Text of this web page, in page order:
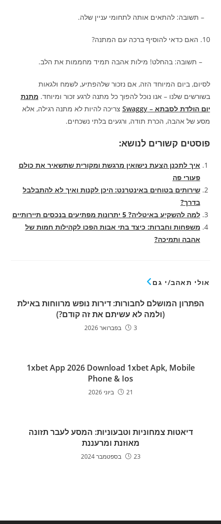
– תשובה: להתאים אותה לתחומי עניין שלה.
10. האם כדאי להוסיף ברכה עם המתנה?
– תשובה: בהחלט! מילות אהבה תמיד מחממות את הלב.
לסיום, ביום המיוחד הזה, אם נזכור שלהפתיע, לשמח ולגאות
בשורשים שלנו – אנו נוכל להפוך כל מתנה לרגע זכור ומיוחד. מתנת
יום הולדת לסבתא – Swaggy
צריכה להיות לא מתנה רגילה, אלא
מסע של אהבה, הכרת תודה, ורגעים בלתי נשכחים.
פוסטים קשורים לנושא:
איך לתכנן הצעת נישואין מרגשת ומקורית שתשאיר את כולם
פעורי פה
שירותים בטוחים באינטרנט: היכן לקנות ואיך לא להתבלבל
בדרך?
למה להשקיע באיטליה? 5 יתרונות מפתיעים בנכסים תיירותיים
משפחות וחברות: כיצד בתי אבות הפכו לקהילות חמות של
אהבה ותמיכה?
אולי תאהב/י גם
הפתרון המושלם לחבורות: דירות נופש מרווחות באילת
(ולמה לא עשיתם את זה קודם?)
3 בפברואר 2026
1xbet App 2026 Download 1xbet Apk, Mobile
Phone & Ios
21 ביוני 2026
דיאטות צמחוניות וטבעוניות: המסע לעבר תזונה
מאוזנת ומרעננת
23 בספטמבר 2024